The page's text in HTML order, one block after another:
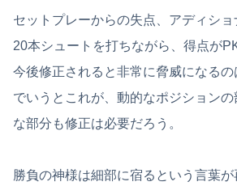
セットプレーからの失点、アディショ
20本シュートを打ちながら、得点が
今後修正されると非常に脅威になる
でいうとこれが、動的なポジション
な部分も修正は必要だろう。
勝負の神様は細部に宿るという言葉が